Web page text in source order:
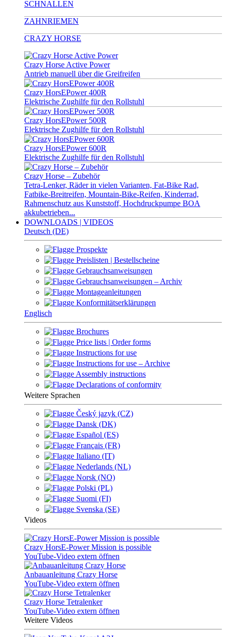
SCHNALLEN
ZAHNRIEMEN
CRAZY HORSE
Crazy Horse Active Power
Antrieb manuell über die Greifreifen
Crazy HorsEPower 400R
Elektrische Zughilfe für den Rollstuhl
Crazy HorsEPower 500R
Elektrische Zughilfe für den Rollstuhl
Crazy HorsEPower 600R
Elektrische Zughilfe für den Rollstuhl
Crazy Horse – Zubehör
Tetra-Lenker, Räder in vielen Varianten, Fat-Bike Rad,
Fatbike-Breitreifen, Mountain-Bike-Reifen, Kinderrad,
Rahmenschutz aus Kunststoff, Hochdruckpumpe BOA
akkubetrieben...
DOWNLOADS | VIDEOS
Deutsch (DE)
Prospekte
Preislisten | Bestellscheine
Gebrauchsanweisungen
Gebrauchsanweisungen – Archiv
Montageanleitungen
Konformitätserklärungen
Englisch
Brochures
Price lists | Order forms
Instructions for use
Instructions for use – Archive
Assembly instructions
Declarations of conformity
Weitere Sprachen
Český jazyk (CZ)
Dansk (DK)
Español (ES)
Français (FR)
Italiano (IT)
Nederlands (NL)
Norsk (NO)
Polski (PL)
Suomi (FI)
Svenska (SE)
Videos
Crazy HorsE-Power Mission is possible
YouTube-Video extern öffnen
Anbauanleitung Crazy Horse
YouTube-Video extern öffnen
Crazy Horse Tetralenker
YouTube-Video extern öffnen
Weitere Videos